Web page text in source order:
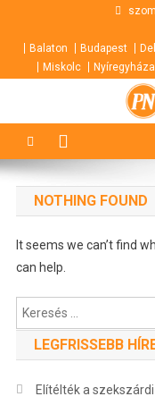
contentBalaton Budapest
Miskolc
Nyíregyháza
NOTHING FOUND
It seems we can’t find
can help.
Keresés:
LEGFRISSEBB
Elítélték a